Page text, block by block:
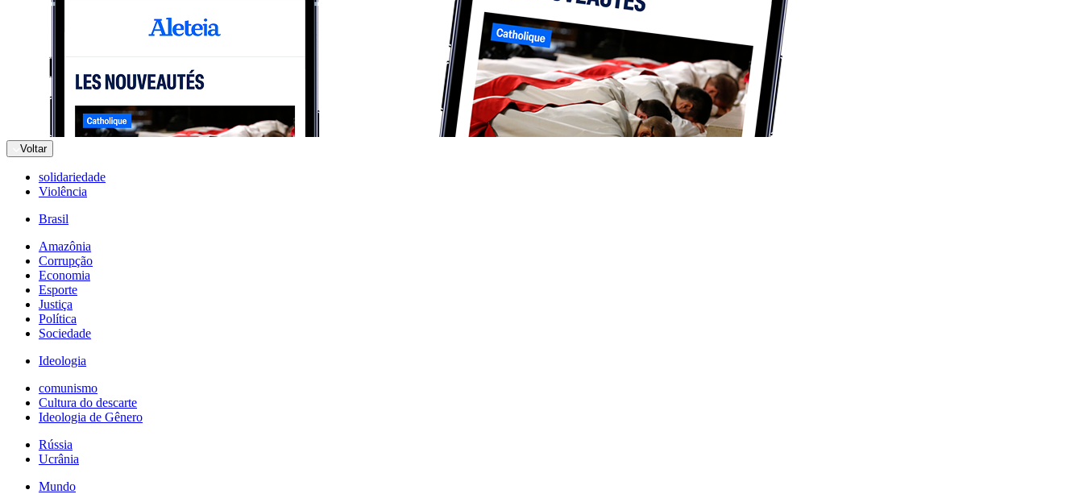
Voltar
solidariedade
Violência
Brasil
Amazônia
Corrupção
Economia
Esporte
Justiça
Política
Sociedade
Ideologia
comunismo
Cultura do descarte
Ideologia de Gênero
Rússia
Ucrânia
Mundo